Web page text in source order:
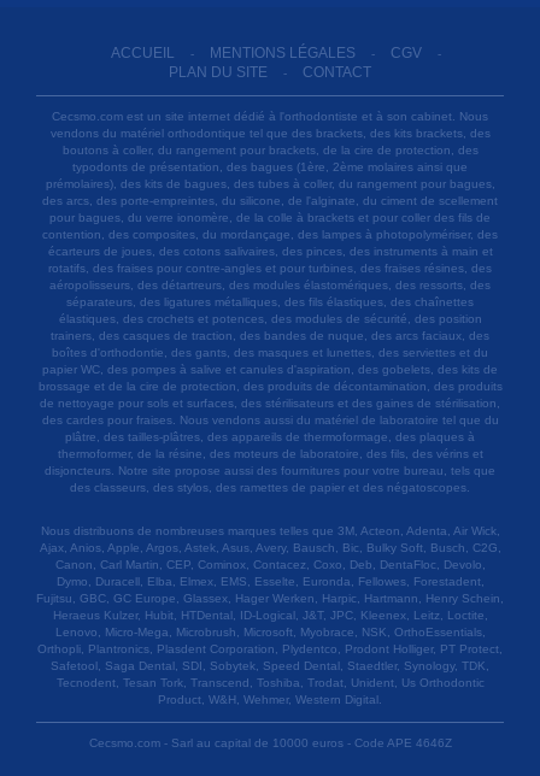
ACCUEIL - MENTIONS LÉGALES - CGV -
PLAN DU SITE - CONTACT
Cecsmo.com est un site internet dédié à l'orthodontiste et à son cabinet. Nous
vendons du matériel orthodontique tel que des brackets, des kits brackets, des
boutons à coller, du rangement pour brackets, de la cire de protection, des
typodonts de présentation, des bagues (1ère, 2ème molaires ainsi que
prémolaires), des kits de bagues, des tubes à coller, du rangement pour bagues,
des arcs, des porte-empreintes, du silicone, de l'alginate, du ciment de scellement
pour bagues, du verre ionomère, de la colle à brackets et pour coller des fils de
contention, des composites, du mordançage, des lampes à photopolymériser, des
écarteurs de joues, des cotons salivaires, des pinces, des instruments à main et
rotatifs, des fraises pour contre-angles et pour turbines, des fraises résines, des
aéropolisseurs, des détartreurs, des modules élastomériques, des ressorts, des
séparateurs, des ligatures métalliques, des fils élastiques, des chaînettes
élastiques, des crochets et potences, des modules de sécurité, des position
trainers, des casques de traction, des bandes de nuque, des arcs faciaux, des
boîtes d'orthodontie, des gants, des masques et lunettes, des serviettes et du
papier WC, des pompes à salive et canules d'aspiration, des gobelets, des kits de
brossage et de la cire de protection, des produits de décontamination, des produits
de nettoyage pour sols et surfaces, des stérilisateurs et des gaines de stérilisation,
des cardes pour fraises. Nous vendons aussi du matériel de laboratoire tel que du
plâtre, des tailles-plâtres, des appareils de thermoformage, des plaques à
thermoformer, de la résine, des moteurs de laboratoire, des fils, des vérins et
disjoncteurs. Notre site propose aussi des fournitures pour votre bureau, tels que
des classeurs, des stylos, des ramettes de papier et des négatoscopes.
Nous distribuons de nombreuses marques telles que 3M, Acteon, Adenta, Air Wick,
Ajax, Anios, Apple, Argos, Astek, Asus, Avery, Bausch, Bic, Bulky Soft, Busch, C2G,
Canon, Carl Martin, CEP, Cominox, Contacez, Coxo, Deb, DentaFloc, Devolo,
Dymo, Duracell, Elba, Elmex, EMS, Esselte, Euronda, Fellowes, Forestadent,
Fujitsu, GBC, GC Europe, Glassex, Hager Werken, Harpic, Hartmann, Henry Schein,
Heraeus Kulzer, Hubit, HTDental, ID-Logical, J&T, JPC, Kleenex, Leitz, Loctite,
Lenovo, Micro-Mega, Microbrush, Microsoft, Myobrace, NSK, OrthoEssentials,
Orthopli, Plantronics, Plasdent Corporation, Plydentco, Prodont Holliger, PT Protect,
Safetool, Saga Dental, SDI, Sobytek, Speed Dental, Staedtler, Synology, TDK,
Tecnodent, Tesan Tork, Transcend, Toshiba, Trodat, Unident, Us Orthodontic
Product, W&H, Wehmer, Western Digital.
Cecsmo.com - Sarl au capital de 10000 euros - Code APE 4646Z